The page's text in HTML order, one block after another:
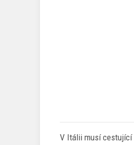
V Itálii musí cestující